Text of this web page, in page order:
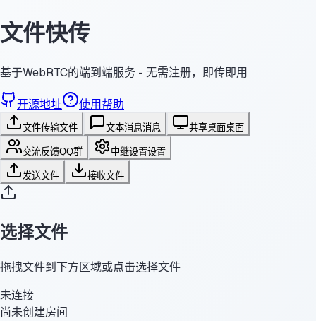
文件快传
基于WebRTC的端到端服务 - 无需注册，即传即用
开源地址 使用帮助
文件传输文件 文本消息消息 共享桌面桌面
交流反馈QQ群 中继设置设置
发送文件 接收文件
选择文件
拖拽文件到下方区域或点击选择文件
未连接
尚未创建房间